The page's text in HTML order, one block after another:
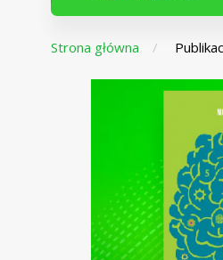
Z myślą o
Strona główna